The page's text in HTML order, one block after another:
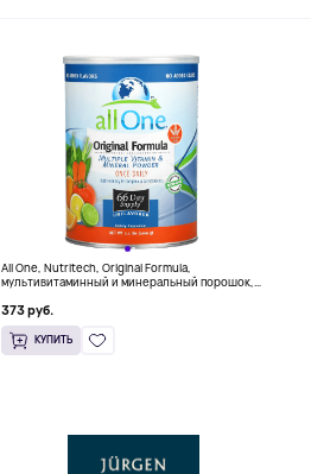
All One, Nutritech, Original Formula,
мультивитаминный и минеральный порошок,
373 руб.
КУПИТЬ